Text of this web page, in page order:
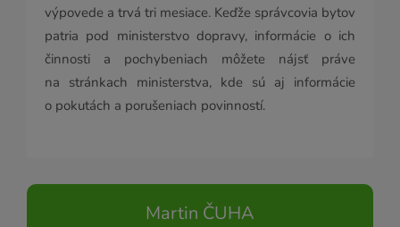
výpovede a trvá tri mesiace. Keďže správcovia bytov
patria pod ministerstvo dopravy, informácie o ich
činnosti a pochybeniach môžete nájsť práve
na stránkach ministerstva, kde sú aj informácie
o pokutách a porušeniach povinností.
Martin ČUHA